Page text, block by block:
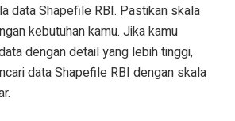
data Shapefile RBI. Pastikan skala
kebutuhan kamu. Jika kamu
dengan detail yang lebih tinggi,
data Shapefile RBI dengan skala